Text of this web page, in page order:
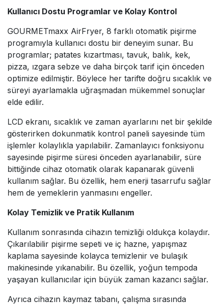
Kullanıcı Dostu Programlar ve Kolay Kontrol
GOURMETmaxx AirFryer, 8 farklı otomatik pişirme
programıyla kullanıcı dostu bir deneyim sunar. Bu
programlar; patates kızartması, tavuk, balık, kek,
pizza, ızgara sebze ve daha birçok tarif için önceden
optimize edilmiştir. Böylece her tarifte doğru sıcaklık ve
süreyi ayarlamakla uğraşmadan mükemmel sonuçlar
elde edilir.
LCD ekranı, sıcaklık ve zaman ayarlarını net bir şekilde
gösterirken dokunmatik kontrol paneli sayesinde tüm
işlemler kolaylıkla yapılabilir. Zamanlayıcı fonksiyonu
sayesinde pişirme süresi önceden ayarlanabilir, süre
bittiğinde cihaz otomatik olarak kapanarak güvenli
kullanım sağlar. Bu özellik, hem enerji tasarrufu sağlar
hem de yemeklerin yanmasını engeller.
Kolay Temizlik ve Pratik Kullanım
Kullanım sonrasında cihazın temizliği oldukça kolaydır.
Çıkarılabilir pişirme sepeti ve iç hazne, yapışmaz
kaplama sayesinde kolayca temizlenir ve bulaşık
makinesinde yıkanabilir. Bu özellik, yoğun tempoda
yaşayan kullanıcılar için büyük zaman kazancı sağlar.
Ayrıca cihazın kaymaz tabanı, çalışma sırasında